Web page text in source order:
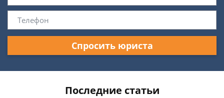
Спросить юриста
Последние статьи